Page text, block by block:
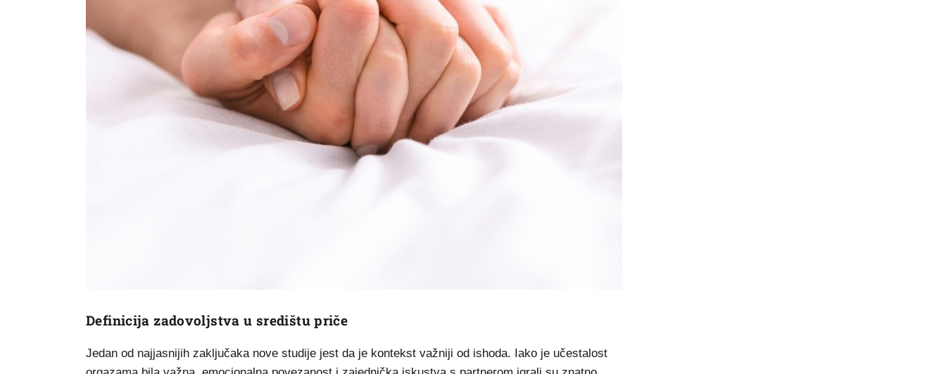
Definicija zadovoljstva u središtu priče
Jedan od najjasnijih zaključaka nove studije jest da je kontekst važniji od ishoda. Iako je učestalost